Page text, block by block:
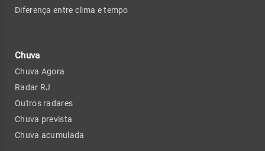
Diferença entre clima e tempo
Chuva
Chuva Agora
Radar RJ
Outros radares
Chuva prevista
Chuva acumulada